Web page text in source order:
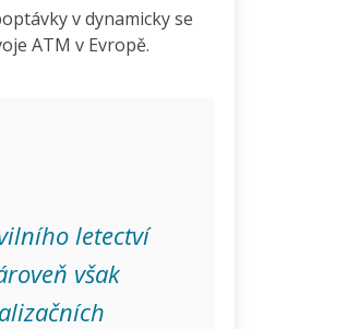
v dynamicky se
ATM v Evropě.
letectví
však